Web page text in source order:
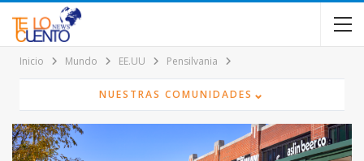
Inicio Mundo EE.UU Pensilvania
NUESTRAS COMUNIDADES ⌄